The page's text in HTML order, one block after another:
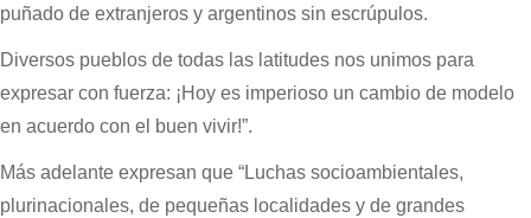
puñado de extranjeros y argentinos sin escrúpulos.
Diversos pueblos de todas las latitudes nos unimos para
expresar con fuerza: ¡Hoy es imperioso un cambio de modelo
en acuerdo con el buen vivir!”.
Más adelante expresan que “Luchas socioambientales,
plurinacionales, de pequeñas localidades y de grandes